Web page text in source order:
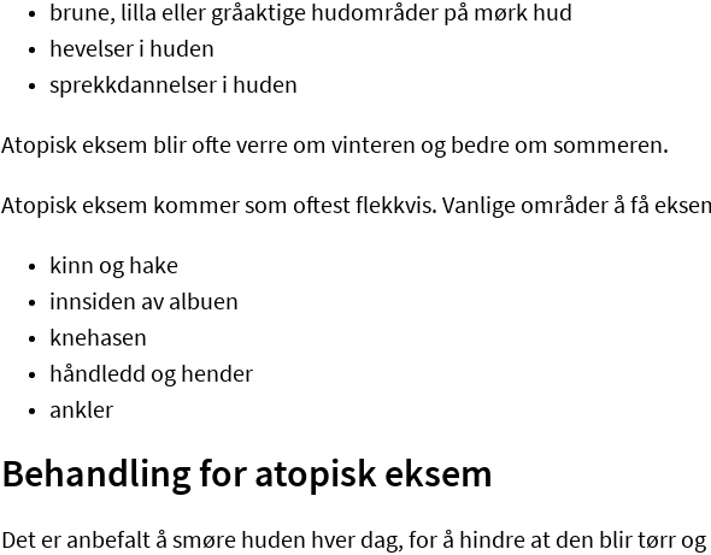
brune, lilla eller gråaktige hudområder på mørk hud
hevelser i huden
sprekkdannelser i huden
Atopisk eksem blir ofte verre om vinteren og bedre om sommeren.
Atopisk eksem kommer som oftest flekkvis. Vanlige områder å få
kinn og hake
innsiden av albuen
knehasen
håndledd og hender
ankler
Behandling for atopisk eksem
Det er anbefalt å smøre huden hver dag, for å hindre at den blir tørr og